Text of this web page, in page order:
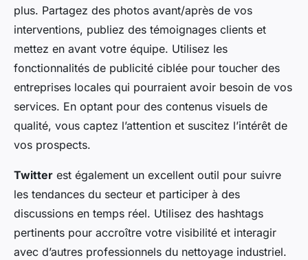
plus. Partagez des photos avant/après de vos
interventions, publiez des témoignages clients et
mettez en avant votre équipe. Utilisez les
fonctionnalités de publicité ciblée pour toucher des
entreprises locales qui pourraient avoir besoin de vos
services. En optant pour des contenus visuels de
qualité, vous captez l’attention et suscitez l’intérêt de
vos prospects.
Twitter est également un excellent outil pour suivre
les tendances du secteur et participer à des
discussions en temps réel. Utilisez des hashtags
pertinents pour accroître votre visibilité et interagir
avec d’autres professionnels du nettoyage industriel.